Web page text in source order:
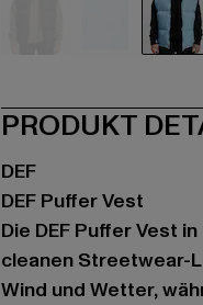
PRODUKT
DEF
DEF Puffer Vest
Die DEF Puffer Vest
cleanen Streetwear-
Wind und Wetter,